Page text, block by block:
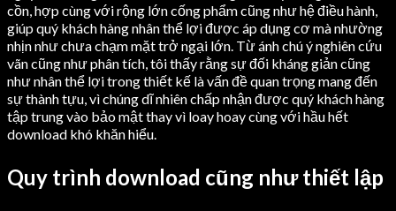
cồn, hợp cùng với rộng lớn cống phẩm cũng như hệ điều hành,
giúp quý khách hàng nhân thể lợi được áp dụng cơ mà nhường
nhịn như chưa chạm mặt trở ngại lớn. Từ ánh chú ý nghiên cứu
vãn cũng như phân tích, tôi thấy rằng sự đối kháng giản cũng
như nhân thể lợi trong thiết kế là vấn đề quan trọng mang đến
sự thành tựu, vì chúng dĩ nhiên chấp nhận được quý khách hàng
tập trung vào bảo mật thay vì loay hoay cùng với hầu hết
download khó khăn hiểu.
Quy trình download cũng như thiết lập